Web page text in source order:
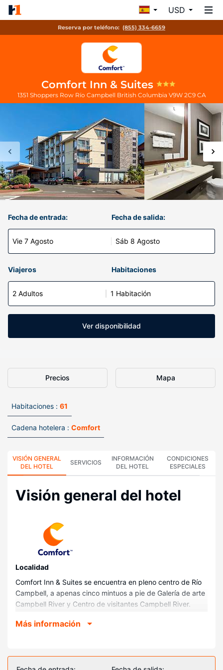
USD
Reserva por teléfono: (855) 334-6659
Comfort Inn & Suites
1351 Shoppers Row Río Campbell British Columbia V9W 2C9 CA
Fecha de entrada:
Vie 7 Agosto
Fecha de salida:
Sáb 8 Agosto
Viajeros Habitaciones
2 Adultos 1 Habitación
Ver disponibilidad
Precios Mapa
Habitaciones : 61
Cadena hotelera : Comfort
VISIÓN GENERAL
DEL HOTEL
SERVICIOS
INFORMACIÓN
DEL HOTEL
CONDICIONES
ESPECIALES
Visión general del hotel
Localidad
Comfort Inn & Suites se encuentra en pleno centro de Río
Campbell, a apenas cinco mintuos a pie de Galería de arte
Campbell River y Centro de visitantes Campbell River.
Tidemark y a 1 km de Acuario Discovery Passage
Te sentirás como en tu propia casa en cualquiera de las 61
Más información